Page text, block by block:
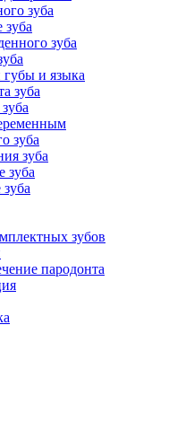
зуба
зуба
зуба
губы и языка
зуба
зуба
зуба
зуба
зубов
пародонта